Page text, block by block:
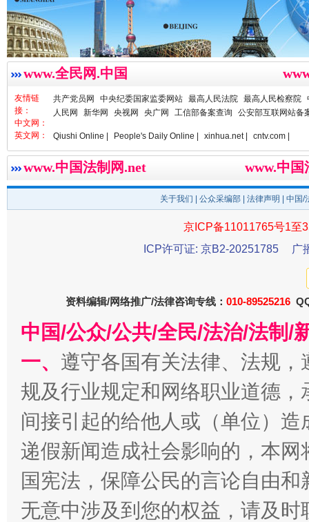
雄关漫道展新颜
高速路
春天里的科技盛宴
www.全民网.中国
友情链
接：
中文网：
共产党员网 中央纪委国家监委网站 最高人民法院 最高人民检察院
人民网
新华网 央视网 央广网 工信部备案查询 公安部互联网站备
英文网： Qiushi Online | People's Daily Online | xinhua.net | cntv.com |
www.中国法制网.net www.中
关于我们 公众采编部 法律声明 | 中国
京ICP备11011765号1至
ICP许可证: 京B2-20251785
广
资料编辑/网络推广/法律咨询专线： 010-89525216
中国/公众/公共/全民/法治/法制/
一、 遵守各国有关法律、法规
规及行业规定和网络职业道德
间接引起的给他人或（单位）
递假新闻造成社会影响的，本
国宪法，保障公民的言论自由
无意中涉及到您的权益，请及